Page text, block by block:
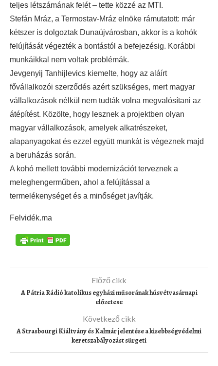
teljes létszámának felét – tette közzé az MTI.
Stefán Mráz, a Termostav-Mráz elnöke rámutatott: már
kétszer is dolgoztak Dunaújvárosban, akkor is a kohók
felújítását végezték a bontástól a befejezésig. Korábbi
munkáikkal nem voltak problémák.
Jevgenyij Tanhijlevics kiemelte, hogy az aláírt
fővállalkozói szerződés azért szükséges, mert magyar
vállalkozások nélkül nem tudták volna megvalósítani az
átépítést. Közölte, hogy lesznek a projektben olyan
magyar vállalkozások, amelyek alkatrészeket,
alapanyagokat és ezzel együtt munkát is végeznek majd
a beruházás során.
A kohó mellett további modernizációt terveznek a
meleghengerműben, ahol a felújítással a
termelékenységet és a minőséget javítják.
Felvidék.ma
Előző cikk
A Pátria Rádió katolikus egyházi műsorának húsvétvasárnapi
előzetese
Következő cikk
A Strasbourgi Kiáltvány és Kalmár jelentése a kisebbségvédelmi
keretszabályozást sürgeti